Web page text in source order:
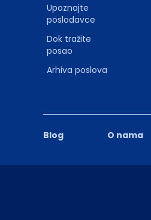
Blog O nama
Upoznajte
poslodavce
Dok tražite
posao
Arhiva poslova